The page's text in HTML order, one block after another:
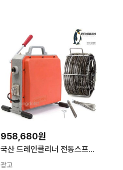
958,680원
국산 드레인클리너 전동스프링청소기 400W 22mm 20M 하수구청소 배관 하수구뚫는기계
광고